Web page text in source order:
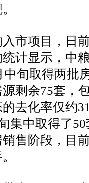
市项目，日
计显示，中
旬取得两批
剩余75套，
去化率仅约
集中取得了
售阶段，目